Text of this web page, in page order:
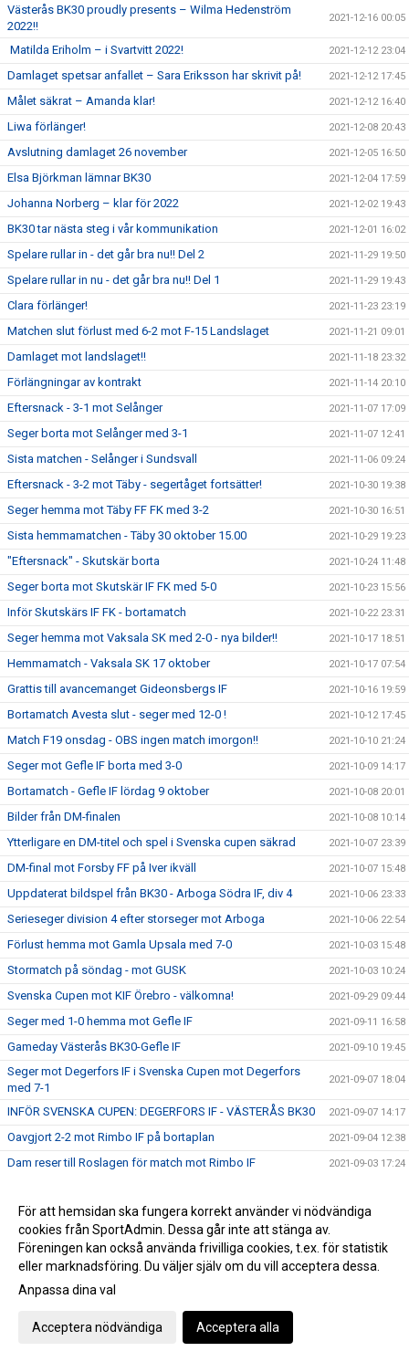
Västerås BK30 proudly presents – Wilma Hedenström
2022!!
2021-12-16 00:05
Matilda Eriholm – i Svartvitt 2022! 2021-12-12 23:04
Damlaget spetsar anfallet – Sara Eriksson har skrivit på! 2021-12-12 17:45
Målet säkrat – Amanda klar! 2021-12-12 16:40
Liwa förlänger! 2021-12-08 20:43
Avslutning damlaget 26 november 2021-12-05 16:50
Elsa Björkman lämnar BK30 2021-12-04 17:59
Johanna Norberg – klar för 2022 2021-12-02 19:43
BK30 tar nästa steg i vår kommunikation 2021-12-01 16:02
Spelare rullar in - det går bra nu!! Del 2 2021-11-29 19:50
Spelare rullar in nu - det går bra nu!! Del 1 2021-11-29 19:43
Clara förlänger! 2021-11-23 23:19
Matchen slut förlust med 6-2 mot F-15 Landslaget 2021-11-21 09:01
Damlaget mot landslaget!! 2021-11-18 23:32
Förlängningar av kontrakt 2021-11-14 20:10
Eftersnack - 3-1 mot Selånger 2021-11-07 17:09
Seger borta mot Selånger med 3-1 2021-11-07 12:41
Sista matchen - Selånger i Sundsvall 2021-11-06 09:24
Eftersnack - 3-2 mot Täby - segertåget fortsätter! 2021-10-30 19:38
Seger hemma mot Täby FF FK med 3-2 2021-10-30 16:51
Sista hemmamatchen - Täby 30 oktober 15.00 2021-10-29 19:23
"Eftersnack" - Skutskär borta 2021-10-24 11:48
Seger borta mot Skutskär IF FK med 5-0 2021-10-23 15:56
Inför Skutskärs IF FK - bortamatch 2021-10-22 23:31
Seger hemma mot Vaksala SK med 2-0 - nya bilder!! 2021-10-17 18:51
Hemmamatch - Vaksala SK 17 oktober 2021-10-17 07:54
Grattis till avancemanget Gideonsbergs IF 2021-10-16 19:59
Bortamatch Avesta slut - seger med 12-0 ! 2021-10-12 17:45
Match F19 onsdag - OBS ingen match imorgon!! 2021-10-10 21:24
Seger mot Gefle IF borta med 3-0 2021-10-09 14:17
Bortamatch - Gefle IF lördag 9 oktober 2021-10-08 20:01
Bilder från DM-finalen 2021-10-08 10:14
Ytterligare en DM-titel och spel i Svenska cupen säkrad 2021-10-07 23:39
DM-final mot Forsby FF på Iver ikväll 2021-10-07 15:48
Uppdaterat bildspel från BK30 - Arboga Södra IF, div 4 2021-10-06 23:33
Serieseger division 4 efter storseger mot Arboga 2021-10-06 22:54
Förlust hemma mot Gamla Upsala med 7-0 2021-10-03 15:48
Stormatch på söndag - mot GUSK 2021-10-03 10:24
Svenska Cupen mot KIF Örebro - välkomna! 2021-09-29 09:44
Seger med 1-0 hemma mot Gefle IF 2021-09-11 16:58
Gameday Västerås BK30-Gefle IF 2021-09-10 19:45
Seger mot Degerfors IF i Svenska Cupen mot Degerfors
med 7-1
2021-09-07 18:04
INFÖR SVENSKA CUPEN: DEGERFORS IF - VÄSTERÅS BK30 2021-09-07 14:17
Oavgjort 2-2 mot Rimbo IF på bortaplan 2021-09-04 12:38
Dam reser till Roslagen för match mot Rimbo IF 2021-09-03 17:24
Seger hemma mot Selånger SK med 6-0 2021-08-28 16:52
INFÖR: VÄSTERÅS BK30 DAM - SELÅNGER SK 2021-08-27 09:26
Seriepremiär Div 4 Västmanland! 2021-08-23 10:25
Förlust borta mot Täby med 1-0
DEGERFORS IF VÄNTAR I 2:OMGÅNGEN AV
SVENSKACUPEN
För att hemsidan ska fungera korrekt använder vi nödvändiga
cookies från SportAdmin. Dessa går inte att stänga av.
Föreningen kan också använda frivilliga cookies, t.ex. för statistik
eller marknadsföring. Du väljer själv om du vill acceptera dessa.
Anpassa dina val
Acceptera nödvändiga Acceptera alla